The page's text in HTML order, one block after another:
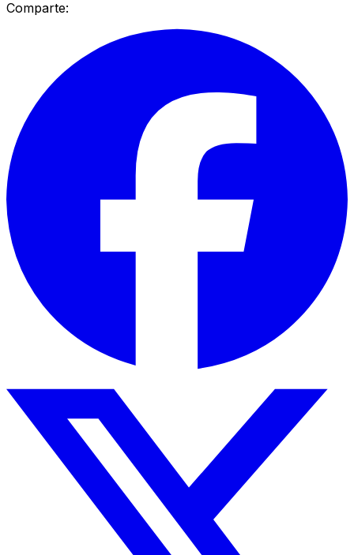
Comparte: